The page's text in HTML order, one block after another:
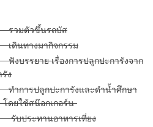
วมตัวขึ้นรถบัส
นทางมากิจกรรม
รรยาย เรื่องการปลูกปะการังจาก
ง
ารปลูกปะการังและดำน้ำศึกษา
โดยใช้สน๊อกเกอร์น
ประทานอาหารเที่ยง